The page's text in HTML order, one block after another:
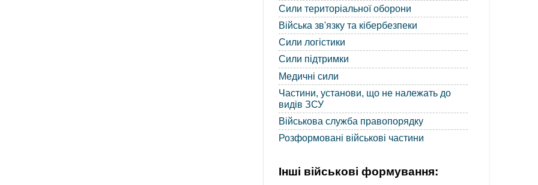
Сили територіальної оборони
Війська зв'язку та кібербезпеки
Сили логістики
Сили підтримки
Медичні сили
Частини, установи, що не належать до
видів ЗСУ
Військова служба правопорядку
Розформовані військові частини
Інші військові формування: